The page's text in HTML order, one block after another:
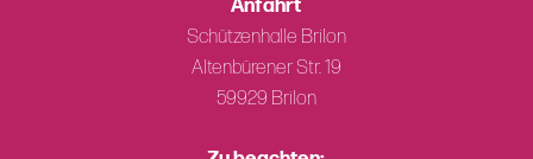
Anfahrt
Schützenhalle Brilon
Altenbürener Str. 19
59929 Brilon